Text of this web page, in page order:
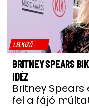
LELKIZŐ
BRITNEY SPEARS
IDÉZ
Britney Spears
fel a fájó